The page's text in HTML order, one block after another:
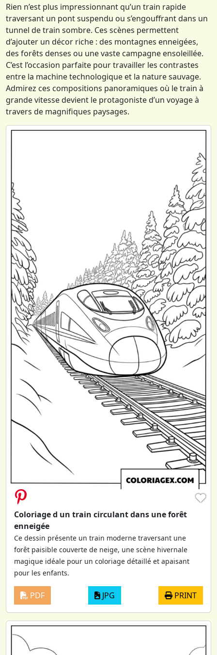
Rien n’est plus impressionnant qu’un train rapide
traversant un pont suspendu ou s’engouffrant dans un
tunnel de train sombre. Ces scènes permettent
d’ajouter un décor riche : des montagnes enneigées,
des forêts denses ou une vaste campagne ensoleillée.
C’est l’occasion parfaite pour travailler les contrastes
entre la machine technologique et la nature sauvage.
Admirez ces compositions panoramiques où le train à
grande vitesse devient le protagoniste d’un voyage à
travers de magnifiques paysages.
♥
Coloriage d un train circulant dans une forêt
enneigée
Ce dessin présente un train moderne traversant une
forêt paisible couverte de neige, une scène hivernale
magique idéale pour un coloriage détaillé et apaisant
pour les enfants.
PDF JPG PRINT